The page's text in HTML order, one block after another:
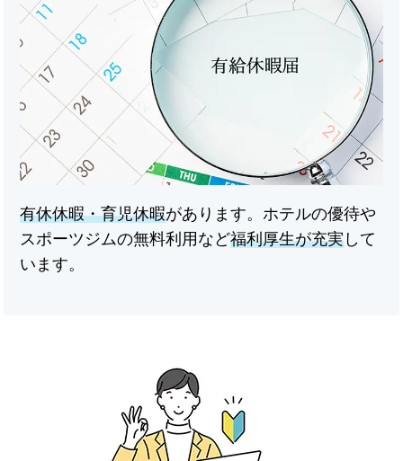
有休休暇・育児休暇があります。ホテルの優待や
スポーツジムの無料利用など福利厚生が充実 して
います。